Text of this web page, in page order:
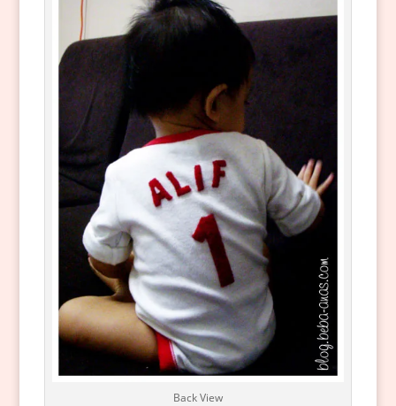
Back View